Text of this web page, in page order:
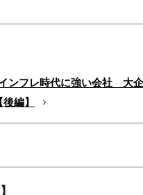
ンフレ時代に強い会社 大
編】